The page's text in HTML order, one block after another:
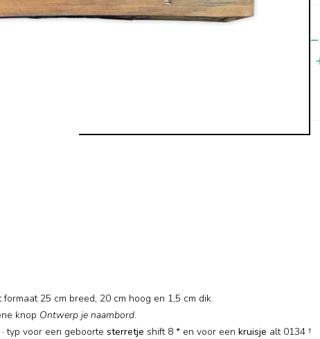
25 cm breed, 20 cm hoog en 1,5 cm dik.
knop Ontwerp je naambord.
typ voor een geboorte sterretje shift 8 * en voor een kruisje alt 0134 †